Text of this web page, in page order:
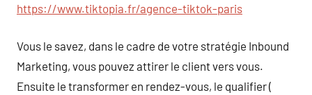
https://www.tiktopia.fr/agence-tiktok-paris
Vous le savez, dans le cadre de votre stratégie Inbound
Marketing, vous pouvez attirer le client vers vous.
Ensuite le transformer en rendez-vous, le qualifier (